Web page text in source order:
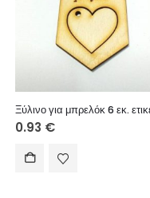
0.93 €